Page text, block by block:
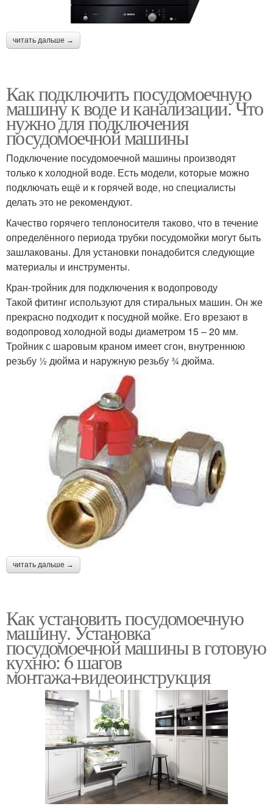
читать дальше →
Как подключить посудомоечную
машину к воде и канализации. Что
нужно для подключения
посудомоечной машины
Подключение посудомоечной машины производят
только к холодной воде. Есть модели, которые можно
подключать ещё и к горячей воде, но специалисты
делать это не рекомендуют.
Качество горячего теплоносителя таково, что в течение
определённого периода трубки посудомойки могут быть
зашлакованы. Для установки понадобится следующие
материалы и инструменты.
Кран-тройник для подключения к водопроводу
Такой фитинг используют для стиральных машин. Он же
прекрасно подходит к посудной мойке. Его врезают в
водопровод холодной воды диаметром 15 – 20 мм.
Тройник с шаровым краном имеет сгон, внутреннюю
резьбу ½ дюйма и наружную резьбу ¾ дюйма.
читать дальше →
Как установить посудомоечную
машину. Установка
посудомоечной машины в готовую
кухню: 6 шагов
монтажа+видеоинструкция